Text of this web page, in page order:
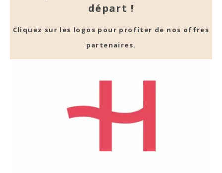
départ !
Cliquez sur les logos pour profiter de nos offres
partenaires.